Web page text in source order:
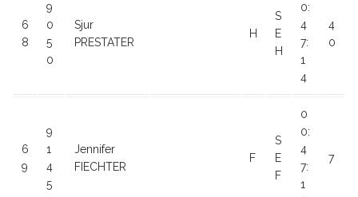
6
8
9
0
5
0
Sjur
PRESTATER
H
S
E
H
0:
4
7:
1
4
4
0
6
9
9
1
4
5
Jennifer
FIECHTER
F
S
E
F
0
0:
4
7:
1
7